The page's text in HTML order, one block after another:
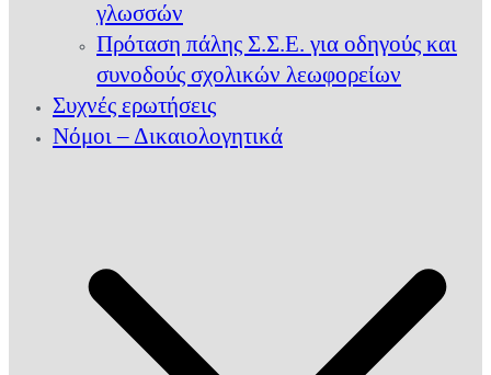
γλωσσών
Πρόταση πάλης Σ.Σ.Ε. για οδηγούς και
συνοδούς σχολικών λεωφορείων
Συχνές ερωτήσεις
Νόμοι – Δικαιολογητικά